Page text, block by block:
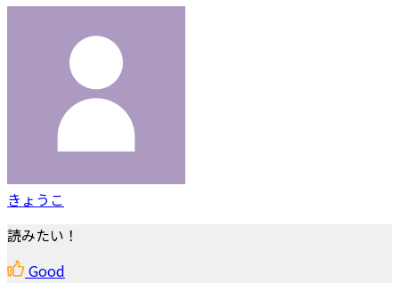
きょうこ
読みたい！
Good